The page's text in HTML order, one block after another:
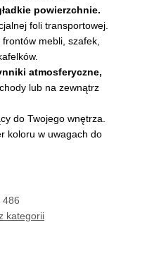
powierzchnie.
foli transportowej.
mebli, szafek,
atmosferyczne,
lub na zewnątrz
do Twojego wnętrza.
koloru w uwagach do
486
kategorii